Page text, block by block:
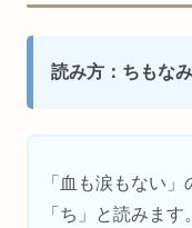
読み方：ちもな
「血も涙もない
「ち」と読みま